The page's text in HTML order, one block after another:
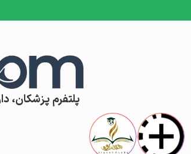
Skip to content
پلتفرم پزشکان،